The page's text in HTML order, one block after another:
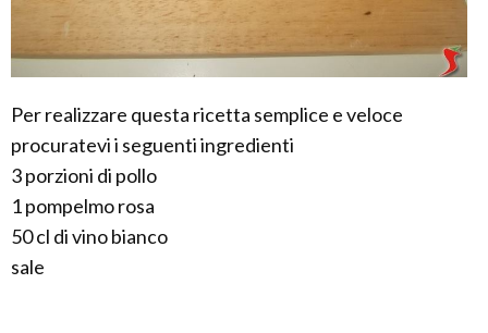
Per realizzare questa ricetta semplice e veloce
procuratevi i seguenti ingredienti
3 porzioni di pollo
1 pompelmo rosa
50 cl di vino bianco
sale